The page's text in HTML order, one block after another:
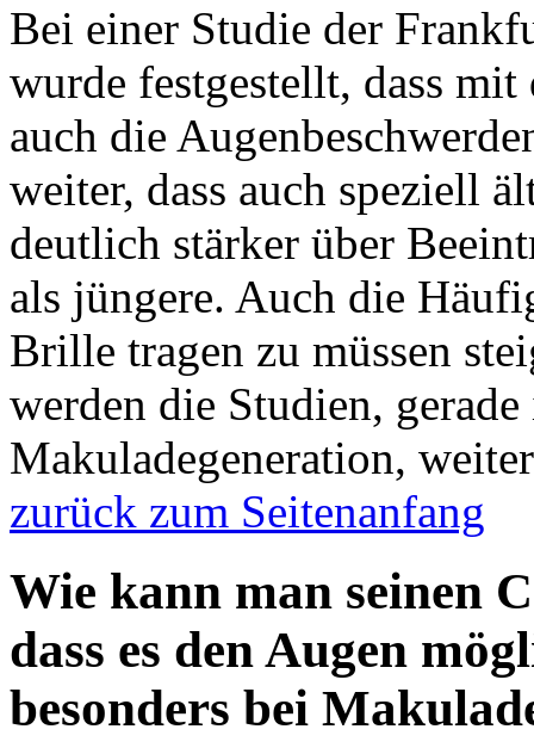
Bei einer Studie der
wurde festgestellt, dass
auch die
weiter, dass auch speziell
deutlich stärker über
als jüngere. Auch die
Brille tragen zu müssen
werden die Studien,
Makuladegeneration,
zurück zum Seitenanfang
Wie kann man seinen
dass es den Augen
besonders bei